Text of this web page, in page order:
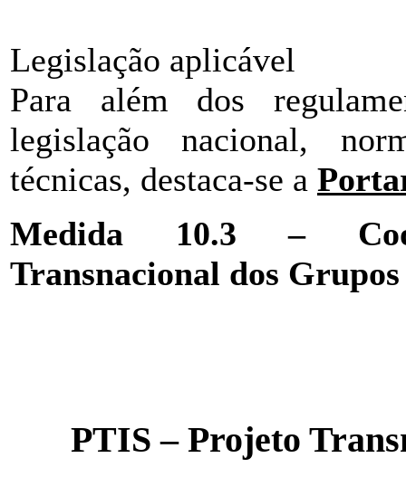
Legislação aplicável
Para além dos
legislação nacional,
técnicas, destaca-se a
Medida 10.3 –
Transnacional dos
PTIS – Projeto